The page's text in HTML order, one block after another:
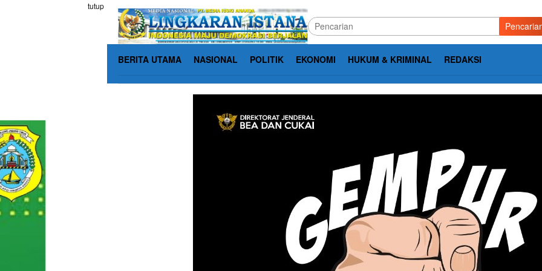
tutup
BERITA UTAMA NASIONAL POLITIK EKONOMI HUKUM & KRIMINAL REDAKSI